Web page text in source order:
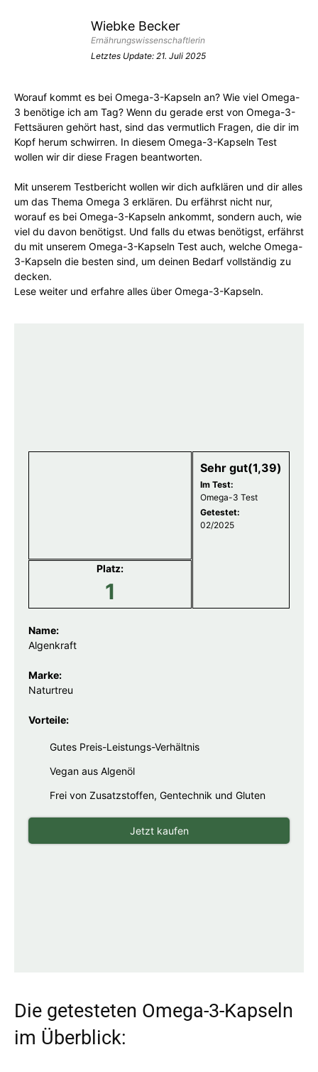
Wiebke Becker
Ernährungswissenschaftlerin
Letztes Update: 21. Juli 2025
Worauf kommt es bei Omega-3-Kapseln an? Wie viel Omega-
3 benötige ich am Tag? Wenn du gerade erst von Omega-3-
Fettsäuren gehört hast, sind das vermutlich Fragen, die dir im
Kopf herum schwirren. In diesem Omega-3-Kapseln Test
wollen wir dir diese Fragen beantworten.
Mit unserem Testbericht wollen wir dich aufklären und dir alles
um das Thema Omega 3 erklären. Du erfährst nicht nur,
worauf es bei Omega-3-Kapseln ankommt, sondern auch, wie
viel du davon benötigst. Und falls du etwas benötigst, erfährst
du mit unserem Omega-3-Kapseln Test auch, welche Omega-
3-Kapseln die besten sind, um deinen Bedarf vollständig zu
decken.
Lese weiter und erfahre alles über Omega-3-Kapseln.
Platz:
1
Sehr gut(1,39)
Im Test:
Omega-3 Test
Getestet:
02/2025
Name:
Algenkraft
Marke:
Naturtreu
Vorteile:
Gutes Preis-Leistungs-Verhältnis
Vegan aus Algenöl
Frei von Zusatzstoffen, Gentechnik und Gluten
Jetzt kaufen
Die getesteten Omega-3-Kapseln
im Überblick: